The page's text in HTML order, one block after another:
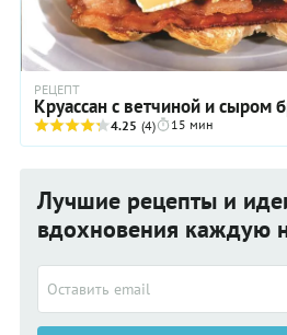
РЕЦЕПТ
Круассан с ветчиной и сыром
4.25 (4) 15 мин
Лучшие рецепты и
вдохновения каждую